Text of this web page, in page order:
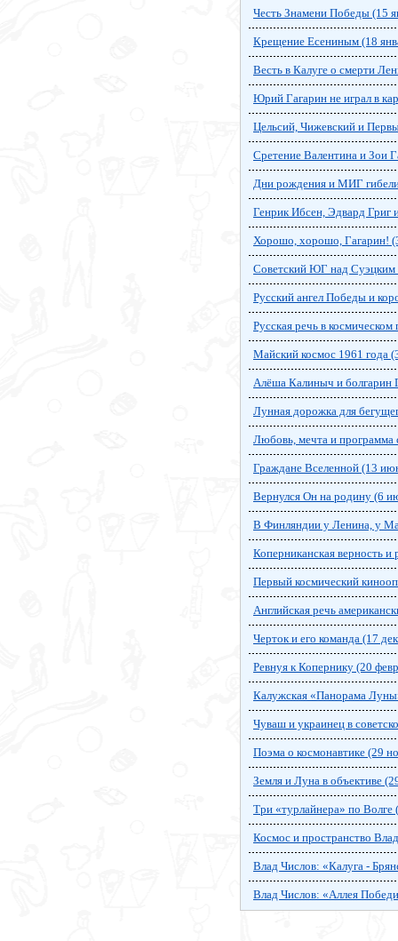
Честь Знамени Победы (15
Крещение Есениным (18
Весть в Калуге о смерти
Юрий Гагарин не играл в
Цельсий, Чижевский и
Сретение Валентина и Зои
Дни рождения и МИГ
Генрик Ибсен, Эдвард
Хорошо, хорошо, Гагарин!
Советский ЮГ над Суэцким
Русский ангел Победы и
Русская речь в
Майский космос 1961 года
Алёша Калиныч и болгарин
Лунная дорожка для
Любовь, мечта и
Граждане Вселенной (13
Вернулся Он на родину (6
В Финляндии у Ленина, у
Коперниканская верность и
Первый космический
Английская речь
Черток и его команда (17
Ревнуя к Копернику (20
Калужская «Панорама
Чуваш и украинец в
Поэма о космонавтике (29
Земля и Луна в объективе
Три «турлайнера» по Волге
Космос и пространство
Влад Числов: «Калуга -
Влад Числов: «Аллея